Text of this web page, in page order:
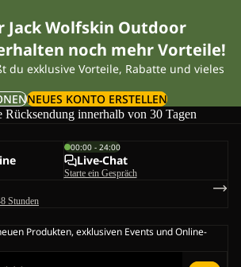
Jack Wolfskin Outdoor
noch mehr Vorteile!
du exklusive Vorteile, Rabatte und vieles
NEUES KONTO ERSTELLEN
Rücksendung innerhalb von 30 Tagen
00:00 - 24:00
Live-Chat
Starte ein Gespräch
Stunden
Produkten, exklusiven Events und Online-